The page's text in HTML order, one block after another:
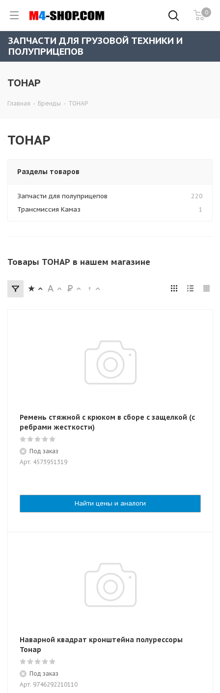
0
ЗАПЧАСТИ ДЛЯ ГРУЗОВОЙ ТЕХНИКИ И
ПОЛУПРИЦЕПОВ
ТОНАР
Главная - Бренды - ТОНАР
ТОНАР
Разделы товаров
Запчасти для полуприцепов
220
Трансмиссия Камаз
1
Товары ТОНАР в нашем магазине
Ремень стяжной с крюком в сборе с защелкой (с
ребрами жесткости)
Под заказ
Арт: 4573951319
Найти цены и аналоги
Наварной квадрат кронштейна полурессоры
Тонар
Под заказ
Арт: 9746292210110